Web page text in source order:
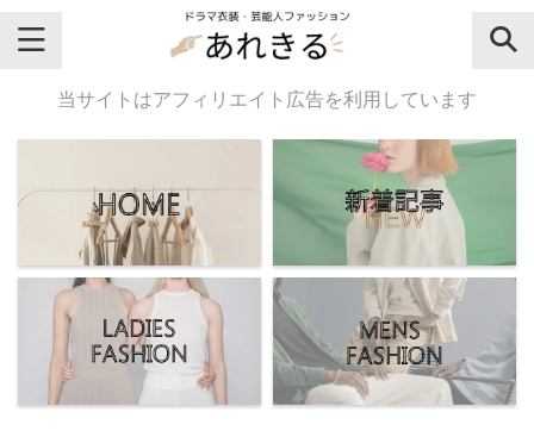
＼芸能人名・ドラマ名で検索♪／
気になるドラマ名や芸能人名でおし
ゃれなドラマ衣装・ファッションを
チェックしてね♪
【よく検索されてる女性芸能人】
当サイトはアフィリエイト広告を利用しています